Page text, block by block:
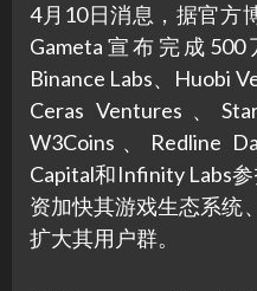
4月10日消息，据官方
Gameta宣布完成
Binance Labs、Huobi
Ceras Ventures、
W3Coins、Redline
Capital和Infinity Labs
资加快其游戏生态系统
扩大其用户群。